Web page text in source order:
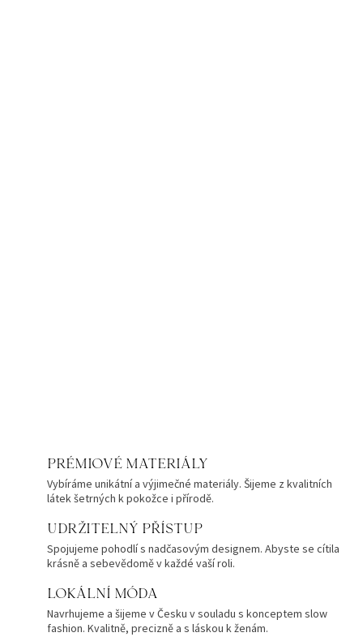
PRÉMIOVÉ MATERIÁLY
Vybíráme unikátní a výjimečné materiály. Šijeme z kvalitních
látek šetrných k pokožce i přírodě.
UDRŽITELNÝ PŘÍSTUP
Spojujeme pohodlí s nadčasovým designem. Abyste se cítila
krásně a sebevědomě v každé vaší roli.
LOKÁLNÍ MÓDA
Navrhujeme a šijeme v Česku v souladu s konceptem slow
fashion. Kvalitně, precizně a s láskou k ženám.